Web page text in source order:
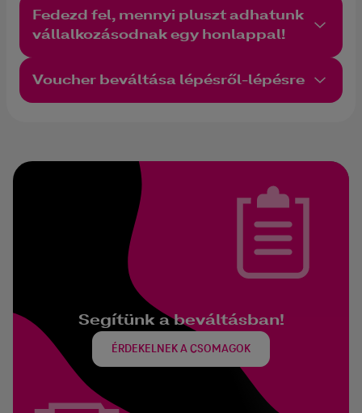
Fedezd fel, mennyi pluszt adhatunk
vállalkozásodnak egy honlappal!
Voucher beváltása lépésről-lépésre
Segítünk a beváltásban!
ÉRDEKELNEK A CSOMAGOK